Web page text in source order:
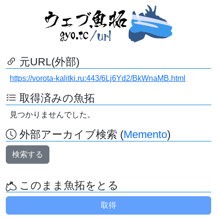
元URL(外部)
https://vorota-kalitki.ru:443/6Lj6Yd2/BkWnaMB.html
取得済みの魚拓
見つかりませんでした。
外部アーカイブ検索 (Memento)
検索する
このまま魚拓をとる